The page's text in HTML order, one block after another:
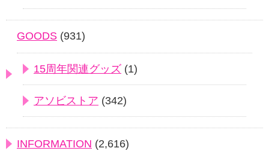
GOODS (931)
15周年関連グッズ (1)
アソビストア (342)
INFORMATION (2,616)